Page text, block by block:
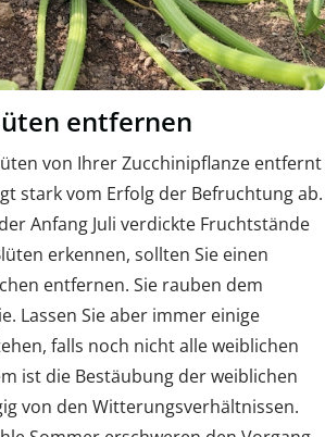
entfernen
von Ihrer Zucchinipflanze entfernt
stark vom Erfolg der Befruchtung ab.
Anfang Juli verdickte Fruchtstände
erkennen, sollten Sie einen
entfernen. Sie rauben dem
Lassen Sie aber immer einige
falls noch nicht alle weiblichen
ist die Bestäubung der weiblichen
von den Witterungsverhältnissen.